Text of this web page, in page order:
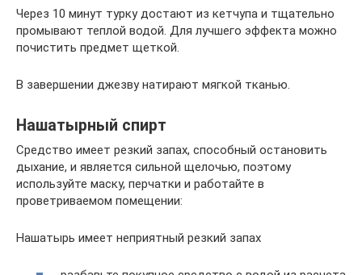
Через 10 минут турку достают из кетчупа и тщательно
промывают теплой водой. Для лучшего эффекта можно
почистить предмет щеткой.
В завершении джезву натирают мягкой тканью.
Нашатырный спирт
Средство имеет резкий запах, способный остановить
дыхание, и является сильной щелочью, поэтому
используйте маску, перчатки и работайте в
проветриваемом помещении:
Нашатырь имеет неприятный резкий запах